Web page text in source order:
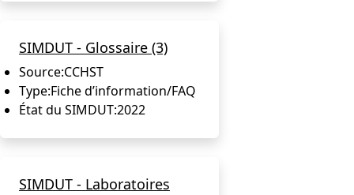
SIMDUT - Glossaire (3)
Source:CCHST
Type:Fiche d’information/FAQ
État du SIMDUT:2022
SIMDUT - Laboratoires